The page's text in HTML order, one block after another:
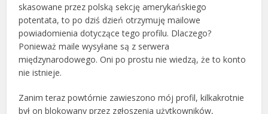
skasowane przez polską sekcję amerykańskiego
potentata, to po dziś dzień otrzymuję mailowe
powiadomienia dotyczące tego profilu. Dlaczego?
Ponieważ maile wysyłane są z serwera
międzynarodowego. Oni po prostu nie wiedzą, że to konto
nie istnieje.
Zanim teraz powtórnie zawieszono mój profil, kilkakrotnie
był on blokowany przez zgłoszenia użytkowników,